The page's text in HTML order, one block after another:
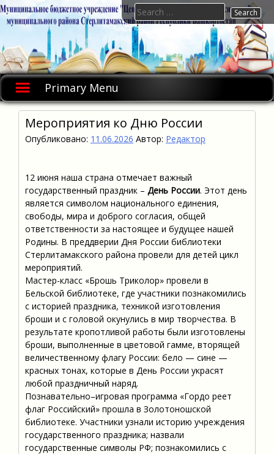
Skip
to
Primary Menu
Search
for:
Мероприятия ко Дню России
Опубликовано: 11.06.2026 Автор: Редактор
12 июня наша страна отмечает важный
государственный праздник – День России. Этот день
является символом национального единения,
свободы, мира и доброго согласия, общей
ответственности за настоящее и будущее нашей
Родины. В преддверии Дня России библиотеки
Стерлитамакского района провели для детей цикл
мероприятий.
Мастер-класс «Брошь Триколор» провели в
Бельской библиотеке, где участники познакомились
с историей праздника, техникой изготовления
броши и с головой окунулись в мир творчества. В
результате кропотливой работы были изготовлены
броши, выполненные в цветовой гамме, вторящей
величественному флагу России: бело — сине —
красных тонах, которые в День России украсят
любой праздничный наряд.
Познавательно–игровая программа «Гордо реет
флаг Российский» прошла в Золотоношской
библиотеке. Участники узнали историю учреждения
государственного праздника; назвали
государственные символы РФ; познакомились с